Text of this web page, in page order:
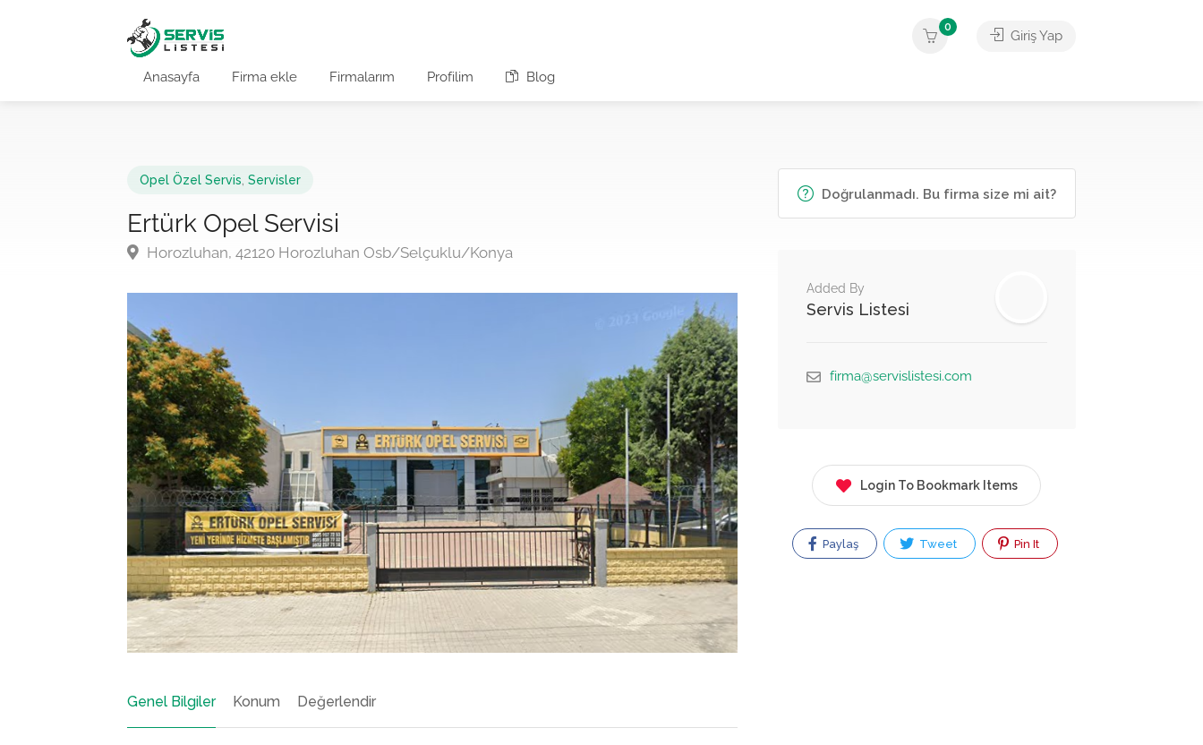
Anasayfa Firma ekle Firmalarım Profilim Blog
0
Giriş Yap
Opel Özel Servis Servisler
Ertürk Opel Servisi
Horozluhan, 42120 Horozluhan Osb/Selçuklu/Konya
Genel Bilgiler Konum Değerlendir
Doğrulanmadı. Bu firma size mi ait?
Added By
Servis Listesi
firma@servislistesi.com
Login To Bookmark Items
Paylaş Tweet Pin It